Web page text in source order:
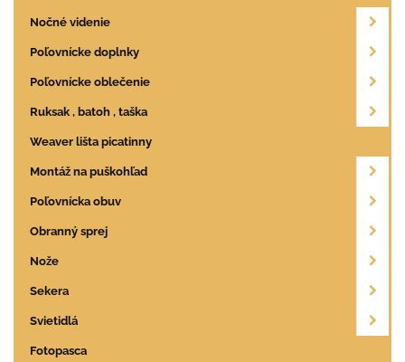
Nočné videnie
Poľovnícke doplnky
Poľovnícke oblečenie
Ruksak , batoh , taška
Weaver lišta picatinny
Montáž na puškohľad
Poľovnícka obuv
Obranný sprej
Nože
Sekera
Svietidlá
Fotopasca